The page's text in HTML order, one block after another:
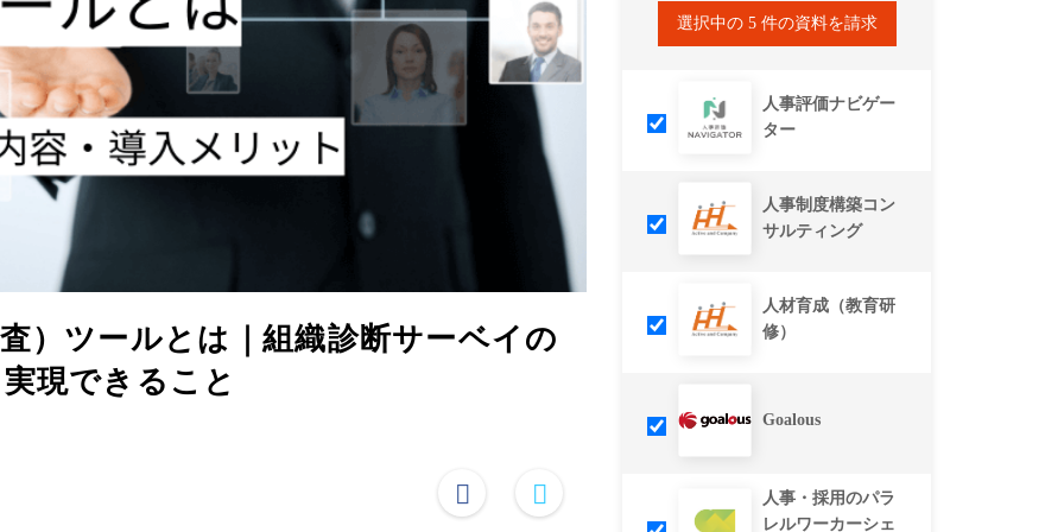
）ツールとは｜組織診断サーベイの
現できること
選択中の 5 件の資料を請求
人事評価ナビゲー
ター
人事制度構築コン
サルティング
人材育成（教育研
修）
Goalous
人事・採用のパラ
レルワーカーシェ